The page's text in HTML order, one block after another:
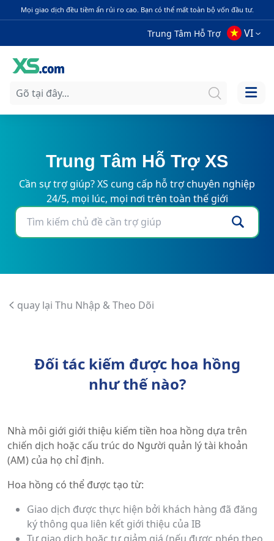
Mọi giao dịch đều tiềm ẩn rủi ro cao. Bạn có thể mất toàn bộ vốn đầu tư.
Trung Tâm Hỗ Trợ VI
Trung Tâm Hỗ Trợ XS
Cần sự trợ giúp? XS cung cấp hỗ trợ chuyên nghiệp
24/5, mọi lúc, mọi nơi trên toàn thế giới
quay lại Thu Nhập & Theo Dõi
Đối tác kiếm được hoa hồng
như thế nào?
Nhà môi giới giới thiệu kiếm tiền hoa hồng dựa trên
chiến dịch hoặc cấu trúc do Người quản lý tài khoản
(AM) của họ chỉ định.
Hoa hồng có thể được tạo từ:
Giao dịch được thực hiện bởi khách hàng đã đăng
ký thông qua liên kết giới thiệu của IB